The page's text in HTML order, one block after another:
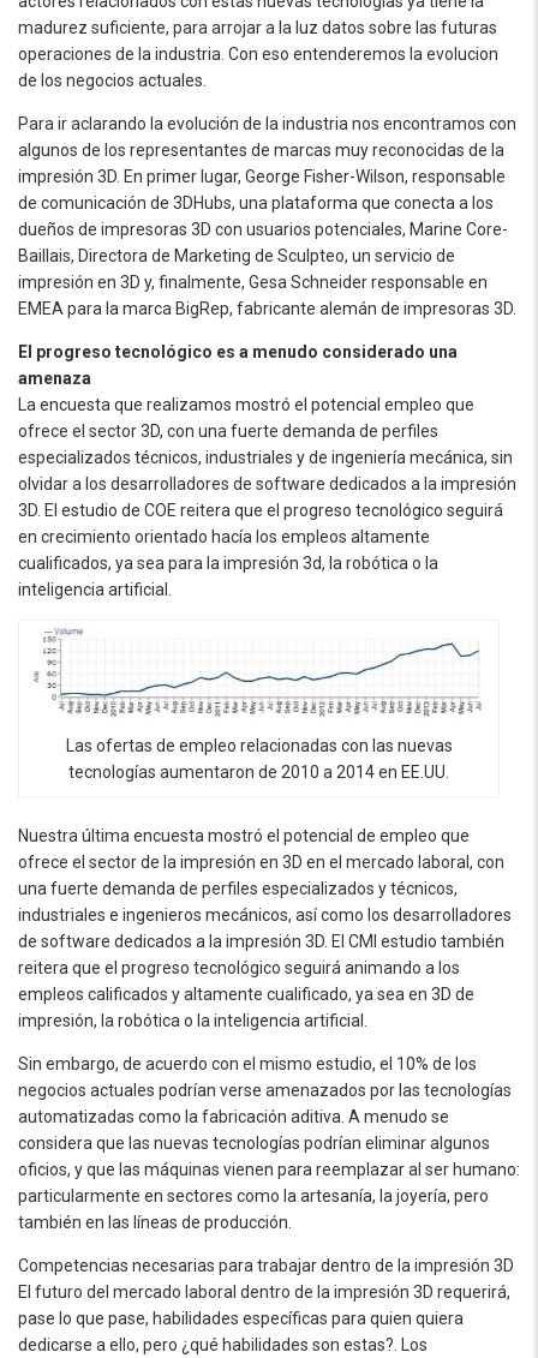
madurez suficiente, para arrojar a la luz datos sobre las futuras
operaciones de la industria. Con eso entenderemos la evolucion
de los negocios actuales.
Para ir aclarando la evolución de la industria nos encontramos con
algunos de los representantes de marcas muy reconocidas de la
impresión 3D. En primer lugar, George Fisher-Wilson, responsable
de comunicación de 3DHubs, una plataforma que conecta a los
dueños de impresoras 3D con usuarios potenciales, Marine Core-
Baillais, Directora de Marketing de Sculpteo, un servicio de
impresión en 3D y, finalmente, Gesa Schneider responsable en
EMEA para la marca BigRep, fabricante alemán de impresoras 3D.
El progreso tecnológico es a menudo considerado una
amenaza
La encuesta que realizamos mostró el potencial empleo que
ofrece el sector 3D, con una fuerte demanda de perfiles
especializados técnicos, industriales y de ingeniería mecánica, sin
olvidar a los desarrolladores de software dedicados a la impresión
3D. El estudio de COE reitera que el progreso tecnológico seguirá
en crecimiento orientado hacía los empleos altamente
cualificados, ya sea para la impresión 3d, la robótica o la
inteligencia artificial.
Las ofertas de empleo relacionadas con las nuevas
tecnologías aumentaron de 2010 a 2014 en EE.UU.
Nuestra última encuesta mostró el potencial de empleo que
ofrece el sector de la impresión en 3D en el mercado laboral, con
una fuerte demanda de perfiles especializados y técnicos,
industriales e ingenieros mecánicos, así como los desarrolladores
de software dedicados a la impresión 3D. El CMI estudio también
reitera que el progreso tecnológico seguirá animando a los
empleos calificados y altamente cualificado, ya sea en 3D de
impresión, la robótica o la inteligencia artificial.
Sin embargo, de acuerdo con el mismo estudio, el 10% de los
negocios actuales podrían verse amenazados por las tecnologías
automatizadas como la fabricación aditiva. A menudo se
considera que las nuevas tecnologías podrían eliminar algunos
oficios, y que las máquinas vienen para reemplazar al ser humano:
particularmente en sectores como la artesanía, la joyería, pero
también en las líneas de producción.
Competencias necesarias para trabajar dentro de la impresión 3D
El futuro del mercado laboral dentro de la impresión 3D requerirá,
pase lo que pase, habilidades específicas para quien quiera
dedicarse a ello, pero ¿qué habilidades son estas?. Los